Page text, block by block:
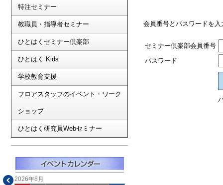
特注セミナー
教職員・指導者セミナー
ひとはくセミナー倶楽部
ひとはく Kids
学校教育支援
フロアスタッフのイベント・ワーク
ショップ
ひとはく研究員Webセミナー
2026年8月
会員番号とパスワードを
セミナー倶楽部会員番号
パスワード